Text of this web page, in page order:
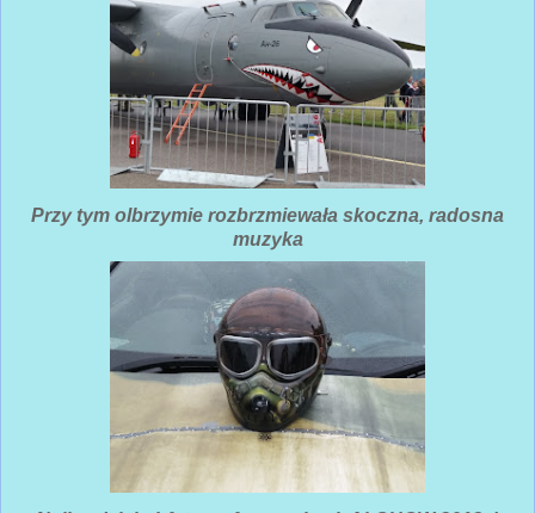
Przy tym olbrzymie rozbrzmiewała skoczna, radosna
muzyka